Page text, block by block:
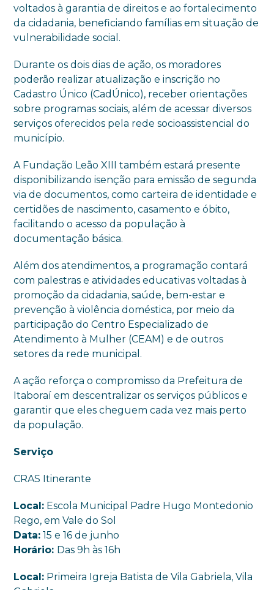
voltados à garantia de direitos e ao fortalecimento
da cidadania, beneficiando famílias em situação de
vulnerabilidade social.
Durante os dois dias de ação, os moradores
poderão realizar atualização e inscrição no
Cadastro Único (CadÚnico), receber orientações
sobre programas sociais, além de acessar diversos
serviços oferecidos pela rede socioassistencial do
município.
A Fundação Leão XIII também estará presente
disponibilizando isenção para emissão de segunda
via de documentos, como carteira de identidade e
certidões de nascimento, casamento e óbito,
facilitando o acesso da população à
documentação básica.
Além dos atendimentos, a programação contará
com palestras e atividades educativas voltadas à
promoção da cidadania, saúde, bem-estar e
prevenção à violência doméstica, por meio da
participação do Centro Especializado de
Atendimento à Mulher (CEAM) e de outros
setores da rede municipal.
A ação reforça o compromisso da Prefeitura de
Itaboraí em descentralizar os serviços públicos e
garantir que eles cheguem cada vez mais perto
da população.
Serviço
CRAS Itinerante
Local: Escola Municipal Padre Hugo Montedonio
Rego, em Vale do Sol
Data: 15 e 16 de junho
Horário: Das 9h às 16h
Local: Primeira Igreja Batista de Vila Gabriela, Vila